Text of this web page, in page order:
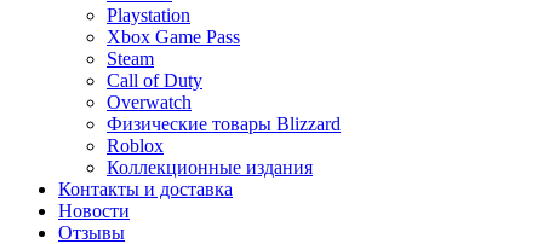
Playstation
Xbox Game Pass
Steam
Call of Duty
Overwatch
Физические товары Blizzard
Roblox
Коллекционные издания
Контакты и доставка
Новости
Отзывы